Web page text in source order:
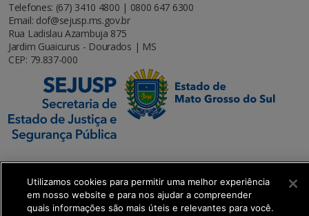
Telefones: (67) 3410 4800 | 0800 647 6300
Email: dof@sejusp.ms.gov.br
Rua Ladislau Azambuja 875
Jardim Guaicurus - Dourados | MS
CEP: 79.837-000
SETDIG | Secretaria-Executiva de Transformação
Utilizamos cookies para permitir uma melhor experiência
em nosso website e para nos ajudar a compreender
quais informações são mais úteis e relevantes para você.